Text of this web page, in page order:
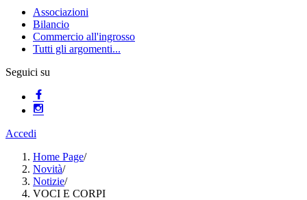
Associazioni
Bilancio
Commercio all'ingrosso
Tutti gli argomenti...
Seguici su
Accedi
Home Page/
Novità/
Notizie/
VOCI E CORPI